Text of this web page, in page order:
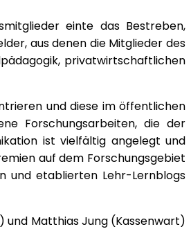
einte das Bestreben,
aus denen die Mitglieder des
privatwirtschaftlichen
und diese im öffentlichen
Forschungsarbeiten, die der
ist vielfältig angelegt und
auf dem Forschungsgebiet
und etablierten Lehr-Lernblogs
und Matthias Jung (Kassenwart)